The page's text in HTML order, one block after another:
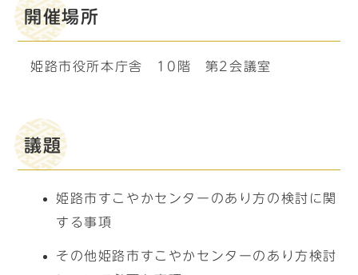
開催場所
姫路市役所本庁舎 10階 第2会議室
議題
姫路市すこやかセンターのあり方の検討に関
する事項
その他姫路市すこやかセンターのあり方検討